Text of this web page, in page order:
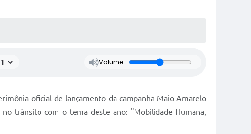
Volume
oficial de lançamento da campanha Maio Amarelo
trânsito com o tema deste ano: "Mobilidade Humana,